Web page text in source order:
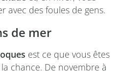
avec des foules de gens.
de mer
est ce que vous êtes
chance. De novembre à